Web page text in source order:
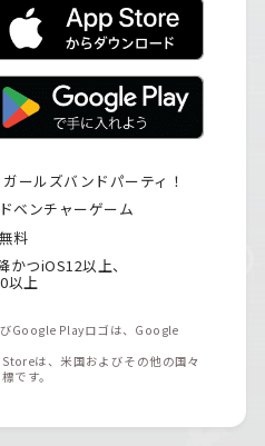
ールズバンドパーティ！
ベンチャーゲーム
料
つiOS12以上、
以上
Google Playロゴは、Google
は、米国およびその他の国々
です。